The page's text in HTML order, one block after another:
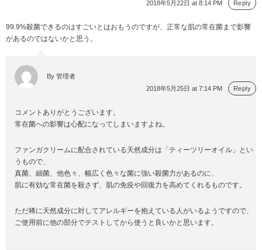
2018年5月22日 at 8:14 PM
Reply
99.9%殺菌できるのはすごいとはおもうのですが、正常な肌の常在菌まで影響
があるのではないかと思う。
By 管理者
2018年5月25日 at 7:14 PM
Reply
コメントありがとうございます。
常在菌への影響は心配になってしまいますよね。
ファンガクリームに配合されている天然成分は「ティーツリーオイル」とい
うもので、
真菌、細菌、他色々、幅広く色々な菌に強い殺菌力があるのに、
肌に有効な常在菌を殺さず、肌の免疫や回復力を高めてくれるものです。
ただ稀に天然成分に対してアレルギーを抱えている人がいるようですので、
ご使用前に他の部分でテストしてから使うと良いかと思います。